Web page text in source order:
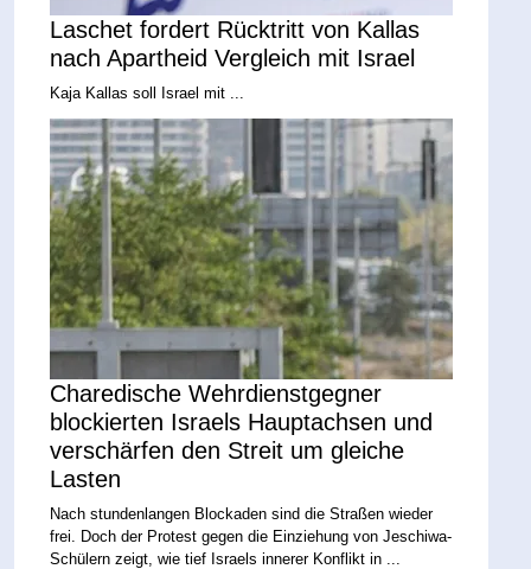
Laschet fordert Rücktritt von Kallas
nach Apartheid Vergleich mit Israel
Kaja Kallas soll Israel mit ...
Charedische Wehrdienstgegner
blockierten Israels Hauptachsen und
verschärfen den Streit um gleiche
Lasten
Nach stundenlangen Blockaden sind die Straßen wieder
frei. Doch der Protest gegen die Einziehung von Jeschiwa-
Schülern zeigt, wie tief Israels innerer Konflikt in ...